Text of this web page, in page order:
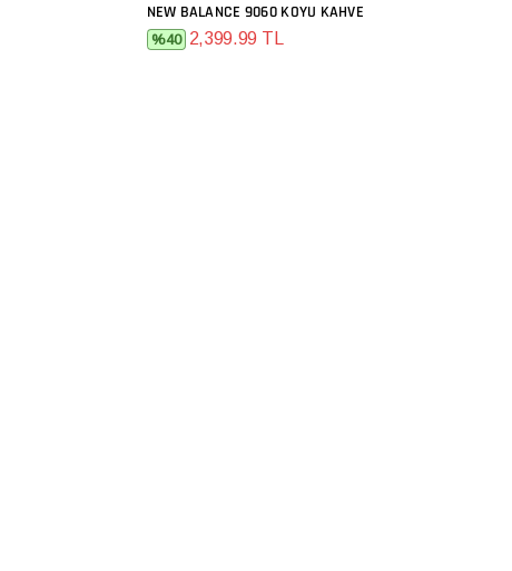
SEPETE EKLE
NEW BALANCE 9060 KOYU KAHVE
%40 2,399.99 TL